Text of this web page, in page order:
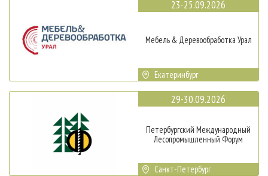
23-25.09.2026
Мебель & Деревообработка Урал
Екатеринбург
29-30.09.2026
Петербургский Международный
Лесопромышленный Форум
Санкт-Петербург